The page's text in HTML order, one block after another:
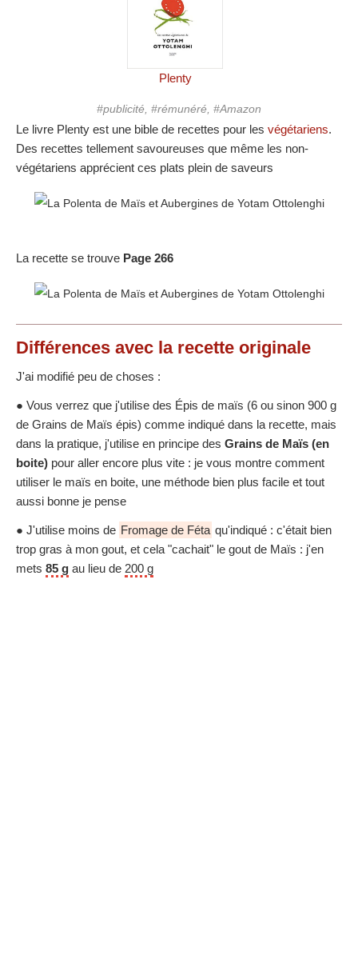
Plenty
#publicité, #rémunéré, #Amazon
Le livre Plenty est une bible de recettes pour les végétariens.
Des recettes tellement savoureuses que même les non-
végétariens apprécient ces plats plein de saveurs
La recette se trouve Page 266
Différences avec la recette originale
J'ai modifié peu de choses :
● Vous verrez que j'utilise des Épis de maïs (6 ou sinon 900 g
de Grains de Maïs épis) comme indiqué dans la recette, mais
dans la pratique, j'utilise en principe des Grains de Maïs (en
boite) pour aller encore plus vite : je vous montre comment
utiliser le maïs en boite, une méthode bien plus facile et tout
aussi bonne je pense
● J'utilise moins de Fromage de Féta qu'indiqué : c'était bien
trop gras à mon gout, et cela "cachait" le gout de Maïs : j'en
mets 85 g au lieu de 200 g